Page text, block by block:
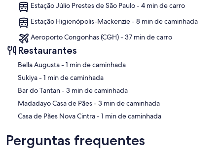
Estação Júlio Prestes de São Paulo - 4 min de carro
Estação Higienópolis-Mackenzie - 8 min de caminhada
Aeroporto Congonhas (CGH) - 37 min de carro
Restaurantes
‪Bella Augusta - ‬1 min de caminhada
‪Sukiya - ‬1 min de caminhada
‪Bar do Tantan - ‬3 min de caminhada
‪Madadayo Casa de Pães - ‬3 min de caminhada
‪Casa de Pães Nova Cintra - ‬1 min de caminhada
Perguntas frequentes